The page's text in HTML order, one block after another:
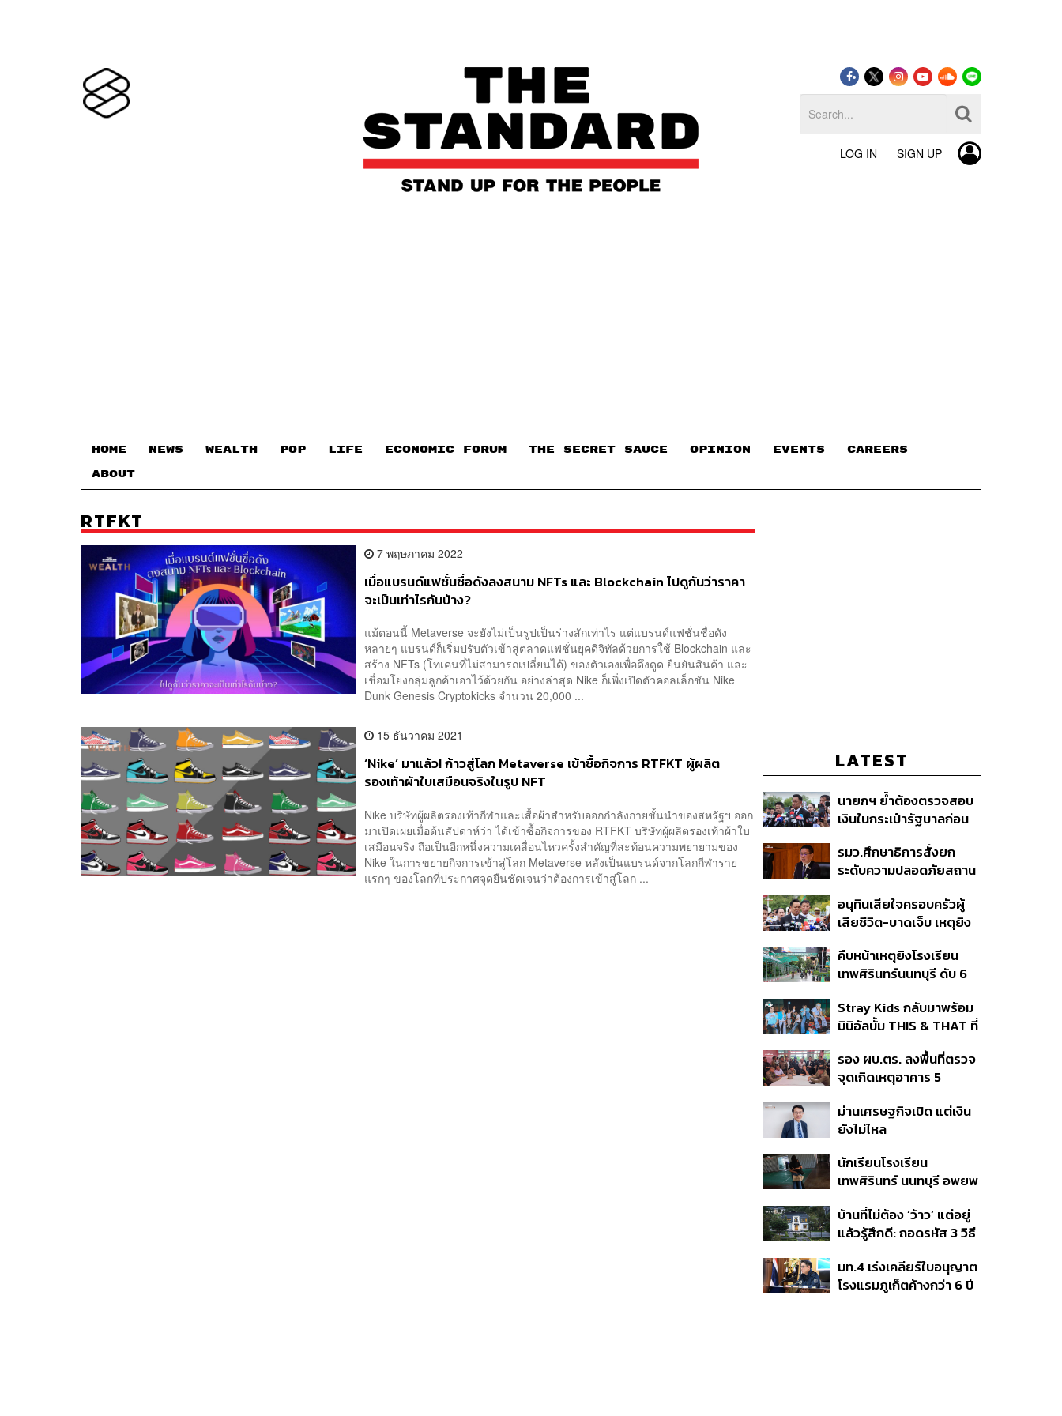
LOG IN SIGN UP
HOME NEWS WEALTH POP LIFE ECONOMIC FORUM THE SECRET SAUCE​ OPINION EVENTS CAREERS
ABOUT
RTFKT
7 พฤษภาคม 2022
เมื่อแบรนด์แฟชั่นชื่อดังลงสนาม NFTs และ Blockchain ไปดูกันว่าราคา
จะเป็นเท่าไรกันบ้าง?
แม้ตอนนี้ Metaverse จะยังไม่เป็นรูปเป็นร่างสักเท่าไร แต่แบรนด์แฟชั่นชื่อดัง
หลายๆ แบรนด์ก็เริ่มปรับตัวเข้าสู่ตลาดแฟชั่นยุคดิจิทัลด้วยการใช้ Blockchain และ
สร้าง NFTs (โทเคนที่ไม่สามารถเปลี่ยนได้) ของตัวเองเพื่อดึงดูด ยืนยันสินค้า และ
เชื่อมโยงกลุ่มลูกค้าเอาไว้ด้วยกัน อย่างล่าสุด Nike ก็เพิ่งเปิดตัวคอลเล็กชัน Nike
Dunk Genesis Cryptokicks จำนวน 20,000 ...
15 ธันวาคม 2021
‘Nike’ มาแล้ว! ก้าวสู่โลก Metaverse เข้าซื้อกิจการ RTFKT ผู้ผลิต
รองเท้าผ้าใบเสมือนจริงในรูป NFT
Nike บริษัทผู้ผลิตรองเท้ากีฬาและเสื้อผ้าสำหรับออกกำลังกายชั้นนำของสหรัฐฯ ออก
มาเปิดเผยเมื่อต้นสัปดาห์ว่า ได้เข้าซื้อกิจการของ RTFKT บริษัทผู้ผลิตรองเท้าผ้าใบ
เสมือนจริง ถือเป็นอีกหนึ่งความเคลื่อนไหวครั้งสำคัญที่สะท้อนความพยายามของ
Nike ในการขยายกิจการเข้าสู่โลก Metaverse หลังเป็นแบรนด์จากโลกกีฬาราย
แรกๆ ของโลกที่ประกาศจุดยืนชัดเจนว่าต้องการเข้าสู่โลก ...
LATEST
นายกฯ ย้ำต้องตรวจสอบ
เงินในกระเป๋ารัฐบาลก่อน
เฟส 2 หรือปรับเกณฑ์
50:50 ยันเงินคงคลัง
รมว.ศึกษาธิการสั่งยก
ระดับความปลอดภัยสถาน
แชร์เพื่อระงับพฤติกรรม
เลียนแบบ หลังเหตุยิงใน
อนุทินเสียใจครอบครัวผู้
เสียชีวิต-บาดเจ็บ เหตุยิง
เดินหน้าแก้ กม.คุมอาวุธปืน
ชี้ผู้ปกครองต้องร่วมรับผิด
คืบหน้าเหตุยิงโรงเรียน
เทพศิรินทร์นนทบุรี ดับ 6
ขโมยปืนปู่ก่อเหตุ
Stray Kids กลับมาพร้อม
มินิอัลบั้ม THIS & THAT ที่
หลากหลายของวง
รอง ผบ.ตร. ลงพื้นที่ตรวจ
จุดเกิดเหตุอาคาร 5
ม่านเศรษฐกิจเปิด แต่เงิน
ยังไม่ไหล
นักเรียนโรงเรียน
เทพศิรินทร์ นนทบุรี อพยพ
ชั่วคราว หลังเหตุใช้อาวุธ
ปืนภายในโรงเรียน
บ้านที่ไม่ต้อง ‘ว้าว’ แต่อยู่
แล้วรู้สึกดี: ถอดรหัส 3 วิธี
Well-Being ในทุกวัน
มท.4 เร่งเคลียร์ใบอนุญาต
โรงแรมภูเก็ตค้างกว่า 6 ปี